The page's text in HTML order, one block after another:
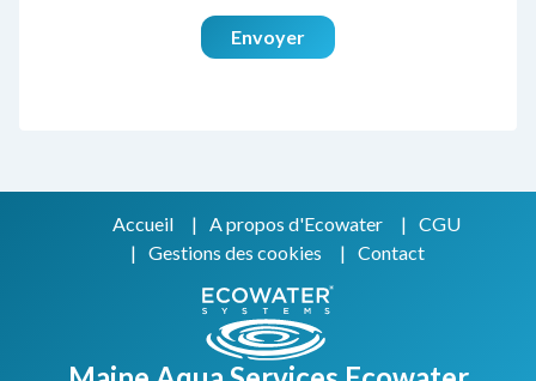
Envoyer
Accueil A propos d'Ecowater
CGU
Gestions des cookies
Contact